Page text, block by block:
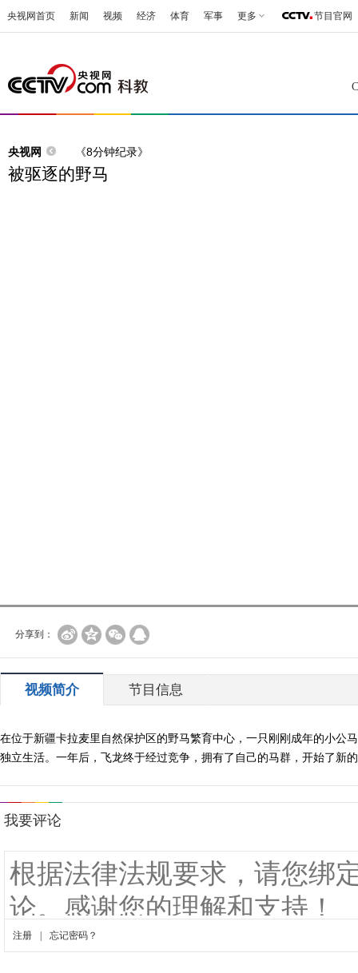
央视网首页 新闻 视频 经济 体育 军事 更多 节目官网
央视网 《8分钟纪录》
被驱逐的野马
分享到：
视频简介 节目信息
在位于新疆卡拉麦里自然保护区的野马繁育中心，一只刚刚成年的小公
独立生活。一年后，飞龙终于经过竞争，拥有了自己的马群，开始了新